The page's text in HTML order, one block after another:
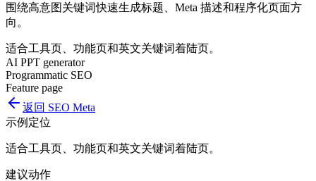
围绕高意图关键词快速生成标题、Meta 描述和程序化页面方
向。
适合工具页、功能页和英文关键词着陆页。
AI PPT generator
Programmatic SEO
Feature page
返回 SEO Meta
示例定位
适合工具页、功能页和英文关键词着陆页。
建议动作